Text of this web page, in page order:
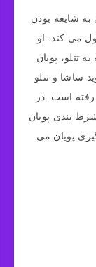
شایعه بودن
می کند. او
تتلو، پویان
ساشا و تتلو
رفته است. در
شرط بندی پویان
پویان می